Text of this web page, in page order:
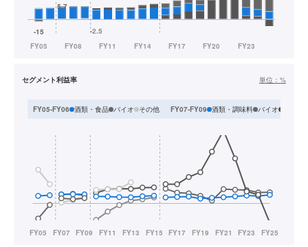
セグメント利益率 単位： %
FY05-FY06 酒類・食品 バイオ その他 FY07-FY09 酒類・調味料 バイオ